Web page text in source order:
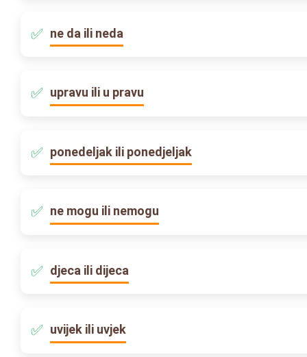
ne da ili neda
upravu ili u pravu
ponedeljak ili ponedjeljak
ne mogu ili nemogu
djeca ili dijeca
uvijek ili uvjek